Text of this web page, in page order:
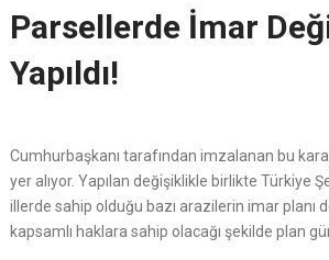
Parsellerde İmar
Yapıldı!
Cumhurbaşkanı tarafından imzalanan bu
yer alıyor. Yapılan değişiklikle birlikte Türkiye
illerde sahip olduğu bazı arazilerin imar planı
kapsamlı haklara sahip olacağı şekilde plan